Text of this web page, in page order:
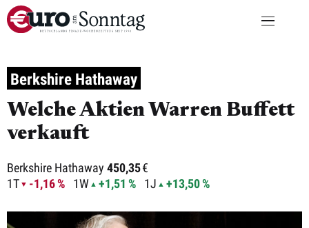
Berkshire Hathaway
Welche Aktien Warren Buffett
verkauft
Berkshire Hathaway 450,35€
1T
-1,16 % 1W +1,51 % 1J +13,50 %